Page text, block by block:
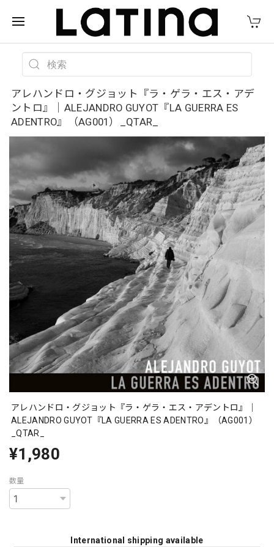
アレハンドロ・グジョット『ラ・ゲラ・エス・アデ
ントロ』｜ALEJANDRO GUYOT『LA GUERRA ES
ADENTRO』（AG001）_QTAR_
アレハンドロ・グジョット『ラ・ゲラ・エス・アデントロ』｜
ALEJANDRO GUYOT『LA GUERRA ES ADENTRO』（AG001）
_QTAR_
¥1,980
数量
International shipping available